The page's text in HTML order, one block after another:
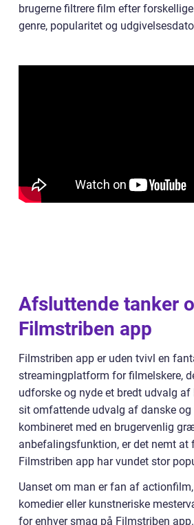
brugerne filtrere film efter
genre, popularitet og
Afsluttende tanker
Filmstriben app
Filmstriben app er uden tvivl en
streamingplatform for filmelskere,
udforske og nyde et bredt udvalg
sit omfattende udvalg af danske
kombineret med en brugervenlig
anbefalingsfunktion, er det nemt at
Filmstriben app har vundet stor
Uanset om man er fan af
komedier eller kunstneriske
for enhver smag på Filmstriben